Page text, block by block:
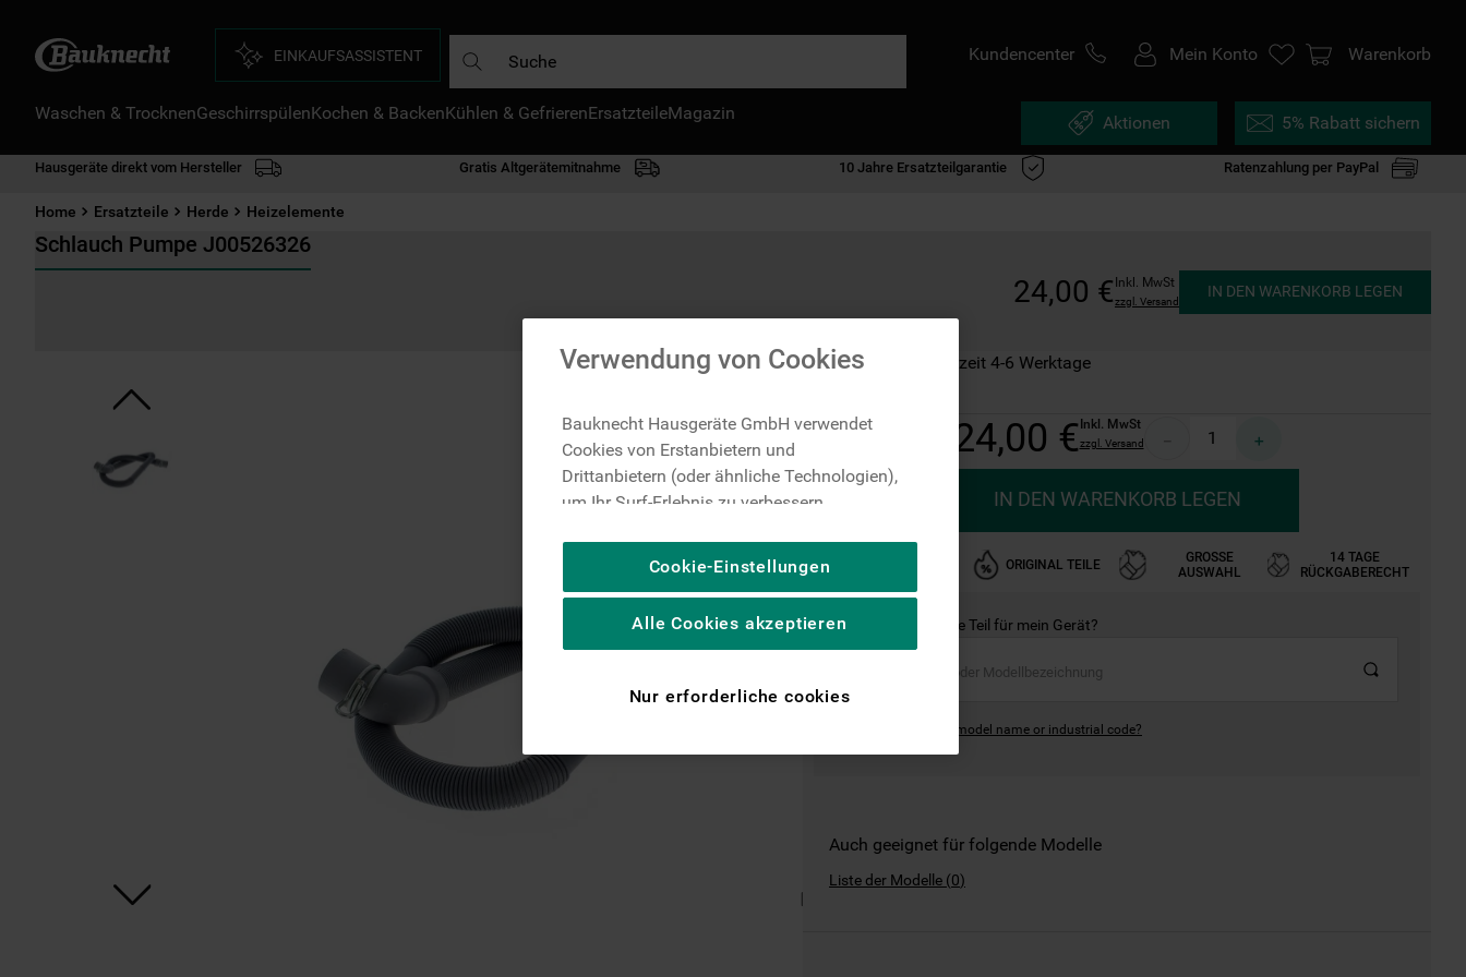
EINKAUFSASSISTENT Kundencenter Mein Konto Warenkorb
Waschen & TrocknenGeschirrspülenKochen & BackenKühlen & GefrierenErsatzteileMagazin Aktionen 5% Rabatt sichern
Hausgeräte direkt vom Hersteller Gratis Altgerätemitnahme 10 Jahre Ersatzteilgarantie Ratenzahlung per PayPal
Home Ersatzteile Herde Heizelemente
Schlauch Pumpe J00526326
24,00 € Inkl. MwSt
zzgl. Versand
IN DEN WARENKORB LEGEN
Auf Lager: Lieferzeit 4-6 Werktage
24,00 €Inkl. MwSt
zzgl. Versand ＋
IN DEN WARENKORB LEGEN
ORIGINAL TEILE
GROSSE A
USWAHL
14 TAGE
RÜCKGABERECHT
Ist dies das richtige Teil für mein Gerät?
Where can I find the model name or industrial code?
Auch geeignet für folgende Modelle
Liste der Modelle (0)
Verwendung von Cookies
Bauknecht Hausgeräte GmbH verwendet
Cookies von Erstanbietern und
Drittanbietern (oder ähnliche Technologien),
um Ihr Surf-Erlebnis zu verbessern
um die redaktionellen Inhalte der Website
basierend auf Ihrer Nutzung der Website zu
personalisieren, die Funktionalität der
spezifische Funktionen anzubieten
Werbung basierend auf Ihren
Gewohnheiten, Interaktionen mit unseren
(einschließlich über Drittanbieter und auf
Plattformen, beispielsweise Google LLC –
Cookie-Einstellungen
Nur erforderliche cookies
Alle Cookies akzeptieren
DIE HÄUFIGSTEN SUCHANFRAGEN
gefrierschrank
kühl-gefrierkombination freistehend